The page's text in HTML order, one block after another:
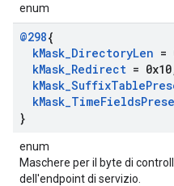
enum
@298{
kMask_DirectoryLen =
kMask_Redirect = 0x10
kMask_SuffixTable
kMask_TimeFields
}
enum
Maschere per il byte di
dell'endpoint di servizio.